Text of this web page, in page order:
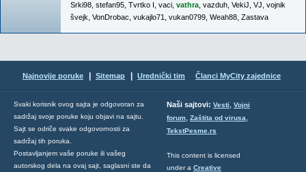
Srki98 stefan95 Tvrtko I vaci vathra vazduh VekiJ VJ vojnik
švejk VonDrobac vukajlo71 vukan0799 Weah88 Zastava
Najnovije poruke Sitemap Urednički tim Članci MyCity zajednice
Svaki korisnik ovog sajta je odgovoran za
sadržaj svoje poruke koju objavi na sajtu.
Sajt se odriče svake odgovornosti za
sadržaj tih poruka.
Postavljanjem vaše poruke ili vašeg
autorskog dela na ovaj sajt, saglasni ste da
Naši sajtovi: Vesti, Vojni
forum, Zaštita od virusa,
TekstPesme.rs
This content is licensed
under a Creative